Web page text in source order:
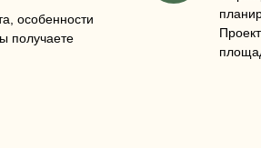
особенности
получаете